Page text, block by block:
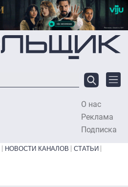
О нас
Реклама
Подписка
НОВОСТИ КАНАЛОВ
СТАТЬИ